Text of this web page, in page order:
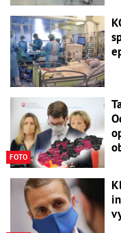
FOTO